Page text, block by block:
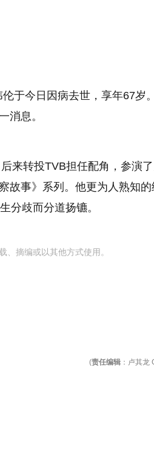
于今日因病去世，享年67岁
消息。
来转投TVB担任配角，参演
故事》系列。他更为人熟知的
分歧而分道扬镳。
、摘编或以其他方式使用。
(责任编辑 ：卢其龙